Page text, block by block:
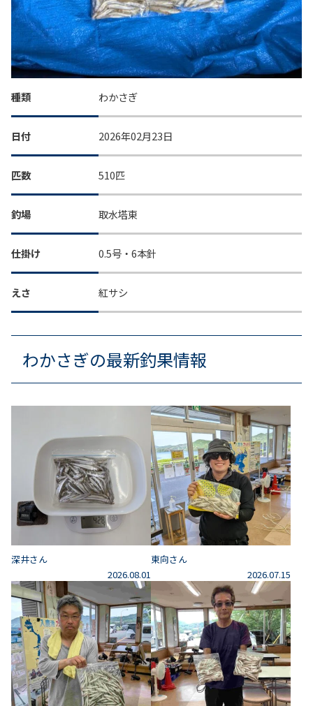
種類 わかさぎ
日付 2026年02月23日
匹数 510匹
釣場 取水塔東
仕掛け 0.5号・6本針
えさ 紅サシ
わかさぎの最新釣果情報
深井さん
2026.08.01
東向さん
2026.07.15